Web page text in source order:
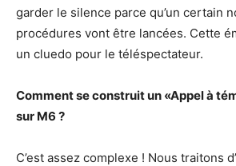
garder le silence parce qu’un certain
procédures vont être lancées. Cette
un cluedo pour le téléspectateur.
Comment se construit un «Appel à
sur M6 ?
C’est assez complexe ! Nous traitons